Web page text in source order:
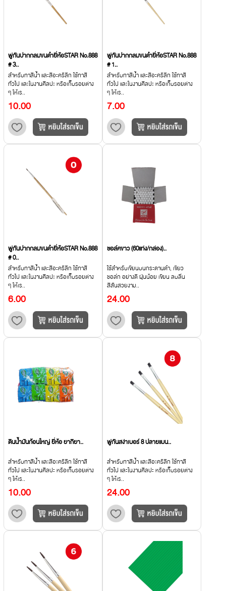
พู่กันปากกลมขนดำยี่ห้อSTAR No.888
# 3..
สำหรับทาสีน้ำ และสีอะคริลิก ใช้ทาสี
ทั่วไป และในงานศิลปะ หรือเก็บรอยต่าง
ๆ ให้เร..
10.00
พู่กันปากกลมขนดำยี่ห้อSTAR No.888
# 1..
สำหรับทาสีน้ำ และสีอะคริลิก ใช้ทาสี
ทั่วไป และในงานศิลปะ หรือเก็บรอยต่าง
ๆ ให้เร..
7.00
พู่กันปากกลมขนดำยี่ห้อSTAR No.888
# 0..
สำหรับทาสีน้ำ และสีอะคริลิก ใช้ทาสี
ทั่วไป และในงานศิลปะ หรือเก็บรอยต่าง
ๆ ให้เร..
6.00
ชอล์คขาว (60แท่ง/กล่อง)..
ใช้สำหรับเขียนบนกระดานดำ, เขียว
ชอล์ก อย่างดี ฝุ่นน้อย เขียน ลบลื่น
สีสันสวยงาม..
24.00
ดินน้ำมันก้อนใหญ่ ยี่ห้อ ยากิยา..
สำหรับทาสีน้ำ และสีอะคริลิก ใช้ทาสี
ทั่วไป และในงานศิลปะ หรือเก็บรอยต่าง
ๆ ให้เร..
10.00
พู่กันสง่าเบอร์ 8 ปลายแบน..
สำหรับทาสีน้ำ และสีอะคริลิก ใช้ทาสี
ทั่วไป และในงานศิลปะ หรือเก็บรอยต่าง
ๆ ให้เร..
24.00